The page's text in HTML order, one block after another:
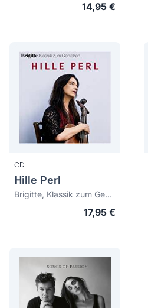
14,95 €
CD
Hille Perl
Brigitte, Klassik zum Geniessen
17,95 €